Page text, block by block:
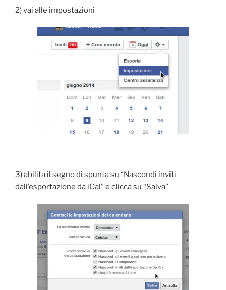
2) vai alle impostazioni
3) abilita il segno di spunta su “Nascondi inviti
dall’esportazione da iCal” e clicca su “Salva”